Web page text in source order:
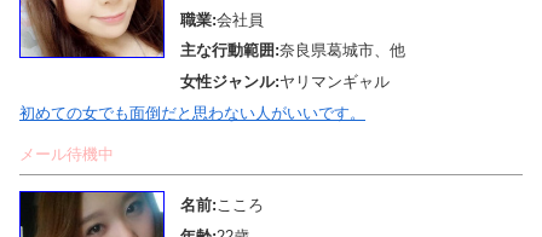
職業:会社員
主な行動範囲:奈良県葛城市、他
女性ジャンル:ヤリマンギャル
初めての女でも面倒だと思わない人がいいです。
メール待機中
名前: こころ